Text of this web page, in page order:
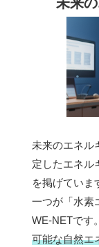
未来のエネル
定したエネル
を掲げていま
一つが「水素
WE-NETです
可能な自然エ